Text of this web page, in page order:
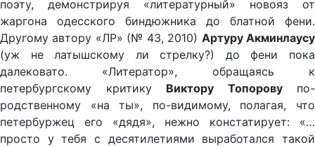
поэту, демонстрируя «литературный» новояз от
жаргона одесского биндюжника до блатной фени.
Другому автору «ЛР» (№ 43, 2010) Артуру Акминлаусу
(уж не латышскому ли стрелку?) до фени пока
далековато. «Литератор», обращаясь к
петербургскому критику Виктору Топоровупо-
родственному «на ты», по-видимому, полагая, что
петербуржец его «дядя», нежно констатирует: «…
просто у тебя с десятилетиями выработался такой